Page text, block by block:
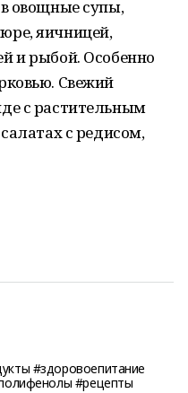
овощные супы,
яичницей,
и рыбой. Особенно
Свежий
с растительным
с редисом,
#здоровоепитание
#рецепты